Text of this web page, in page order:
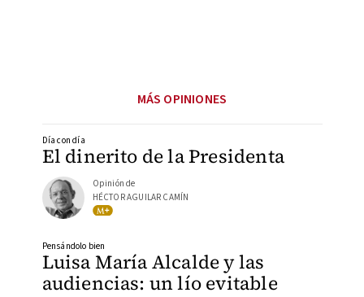
MÁS OPINIONES
El dinerito de la Presidenta
Día con día
Opinión de
HÉCTOR AGUILAR CAMÍN
Luisa María Alcalde y las
audiencias: un lío evitable
Pensándolo bien